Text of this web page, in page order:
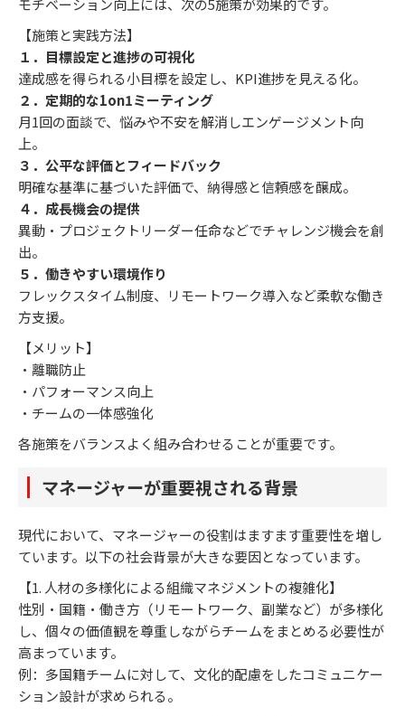
モチベーション向上には、次の5施策が効果的です。
【施策と実践方法】
１．目標設定と進捗の可視化
達成感を得られる小目標を設定し、KPI進捗を見える化。
２．定期的な1on1ミーティング
月1回の面談で、悩みや不安を解消しエンゲージメント向
上。
３．公平な評価とフィードバック
明確な基準に基づいた評価で、納得感と信頼感を醸成。
４．成長機会の提供
異動・プロジェクトリーダー任命などでチャレンジ機会を創
出。
５．働きやすい環境作り
フレックスタイム制度、リモートワーク導入など柔軟な働き
方支援。
【メリット】
・離職防止
・パフォーマンス向上
・チームの一体感強化
各施策をバランスよく組み合わせることが重要です。
マネージャーが重要視される背景
現代において、マネージャーの役割はますます重要性を増し
ています。以下の社会背景が大きな要因となっています。
【1. 人材の多様化による組織マネジメントの複雑化】
性別・国籍・働き方（リモートワーク、副業など）が多様化
し、個々の価値観を尊重しながらチームをまとめる必要性が
高まっています。
例：多国籍チームに対して、文化的配慮をしたコミュニケー
ション設計が求められる。